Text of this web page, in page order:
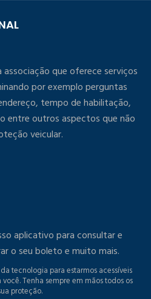
associação que oferece serviços
por exemplo perguntas
tempo de habilitação,
entre outros aspectos que não
veicular.
aplicativo para consultar e
o seu boleto e muito mais.
tecnologia para estarmos acessíveis
você. Tenha sempre em mãos todos os
proteção.